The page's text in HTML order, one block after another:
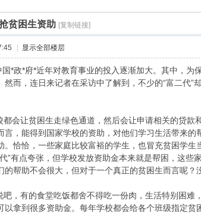
贫困生资助 [复制链接]
显示全部楼层
*政*府*近年对教育事业的投入逐渐加大。其中，为
而，连日来记者在采访中了解到，不少的“富二代”
会让贫困生走绿色通道，然后会让申请相关的贷款
言，能得到国家学校的资助，对他们学习生活带来的
。恰恰，一些家庭比较富裕的学生，也冒充贫困学
”有点夸张，但学校发放资助金本来就是帮困，这些
的帮助不会很大，但对于一个真正的贫困生而言呢？
，有的食堂吃饭都舍不得吃一份肉，生活特别困难
以拿到很多资助金。每年学校都会给各个班级指定